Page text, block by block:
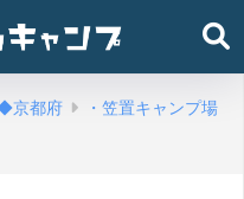
京都府 ・笠置キャンプ場